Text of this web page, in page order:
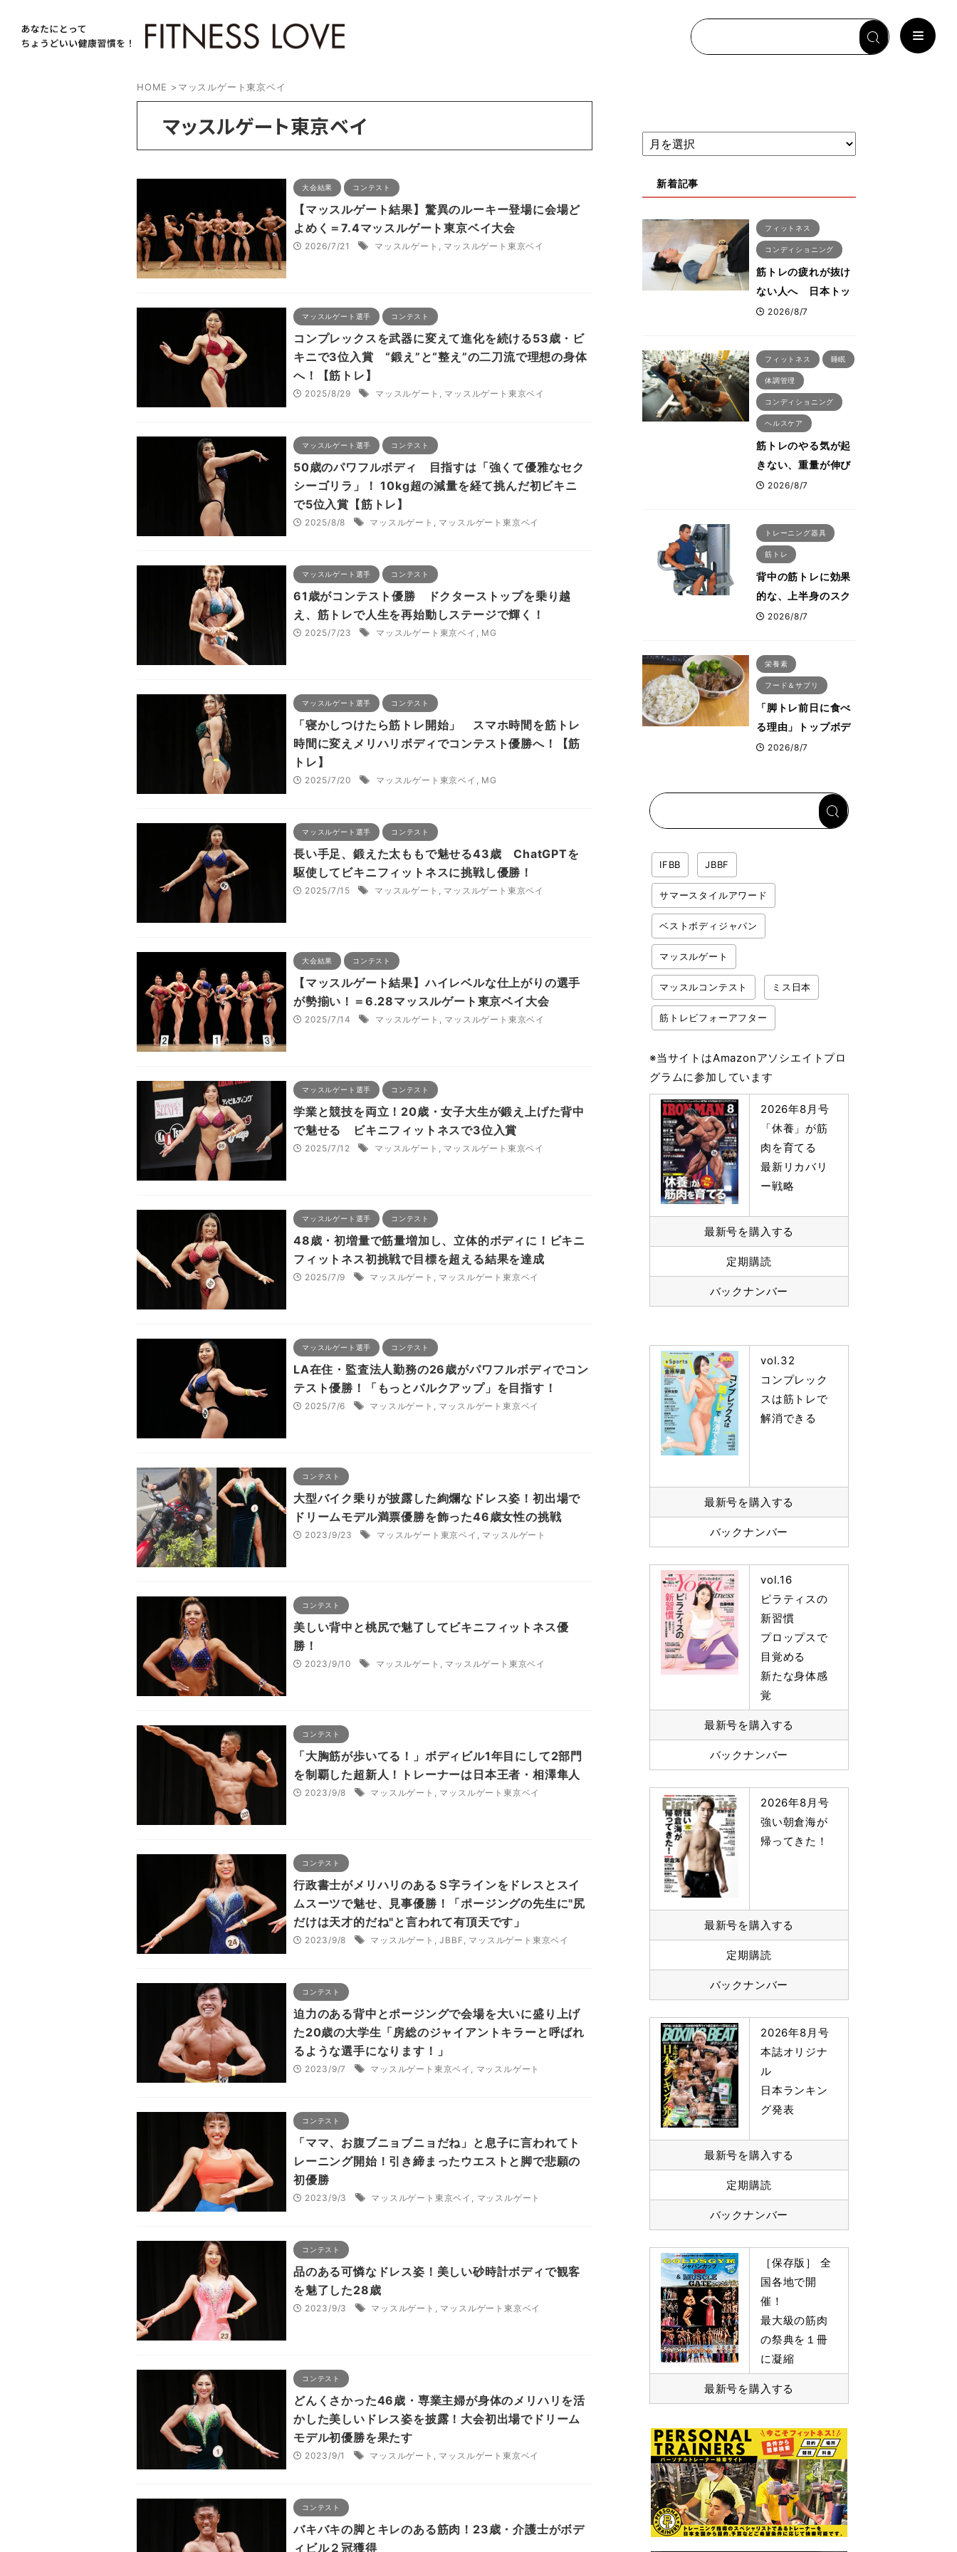
HOME >マッスルゲート東京ベイ
マッスルゲート東京ベイ
大会結果 コンテスト
【マッスルゲート結果】驚異のルーキー登場に会場ど
よめく＝7.4マッスルゲート東京ベイ大会
2026/7/21 マッスルゲート , マッスルゲート東京ベイ
マッスルゲート選手 コンテスト
コンプレックスを武器に変えて進化を続ける53歳・ビ
キニで3位入賞 “鍛え”と“整え”の二刀流で理想の身体
へ！【筋トレ】
2025/8/29 マッスルゲート , マッスルゲート東京ベイ
マッスルゲート選手 コンテスト
50歳のパワフルボディ 目指すは「強くて優雅なセク
シーゴリラ」！ 10kg超の減量を経て挑んだ初ビキニ
で5位入賞【筋トレ】
2025/8/8 マッスルゲート , マッスルゲート東京ベイ
マッスルゲート選手 コンテスト
61歳がコンテスト優勝 ドクターストップを乗り越
え、筋トレで人生を再始動しステージで輝く！
2025/7/23 マッスルゲート東京ベイ , MG
マッスルゲート選手 コンテスト
「寝かしつけたら筋トレ開始」 スマホ時間を筋トレ
時間に変えメリハリボディでコンテスト優勝へ！【筋
トレ】
2025/7/20 マッスルゲート東京ベイ , MG
マッスルゲート選手 コンテスト
長い手足、鍛えた太ももで魅せる43歳 ChatGPTを
駆使してビキニフィットネスに挑戦し優勝！
2025/7/15 マッスルゲート , マッスルゲート東京ベイ
大会結果 コンテスト
【マッスルゲート結果】ハイレベルな仕上がりの選手
が勢揃い！＝6.28マッスルゲート東京ベイ大会
2025/7/14 マッスルゲート , マッスルゲート東京ベイ
マッスルゲート選手 コンテスト
学業と競技を両立！20歳・女子大生が鍛え上げた背中
で魅せる ビキニフィットネスで3位入賞
2025/7/12 マッスルゲート , マッスルゲート東京ベイ
マッスルゲート選手 コンテスト
48歳・初増量で筋量増加し、立体的ボディに！ビキニ
フィットネス初挑戦で目標を超える結果を達成
2025/7/9 マッスルゲート , マッスルゲート東京ベイ
マッスルゲート選手 コンテスト
LA在住・監査法人勤務の26歳がパワフルボディでコン
テスト優勝！「もっとバルクアップ」を目指す！
2025/7/6 マッスルゲート , マッスルゲート東京ベイ
コンテスト
大型バイク乗りが披露した絢爛なドレス姿！初出場で
ドリームモデル満票優勝を飾った46歳女性の挑戦
2023/9/23 マッスルゲート東京ベイ , マッスルゲート
コンテスト
美しい背中と桃尻で魅了してビキニフィットネス優
勝！
2023/9/10 マッスルゲート , マッスルゲート東京ベイ
コンテスト
「大胸筋が歩いてる！」ボディビル1年目にして2部門
を制覇した超新人！トレーナーは日本王者・相澤隼人
2023/9/8 マッスルゲート , マッスルゲート東京ベイ
コンテスト
行政書士がメリハリのあるＳ字ラインをドレスとスイ
ムスーツで魅せ、見事優勝！「ポージングの先生に"尻
だけは天才的だね"と言われて有頂天です」
2023/9/8 マッスルゲート ,JBBF, マッスルゲート東京ベイ
コンテスト
迫力のある背中とポージングで会場を大いに盛り上げ
た20歳の大学生「房総のジャイアントキラーと呼ばれ
るような選手になります！」
2023/9/7 マッスルゲート東京ベイ , マッスルゲート
コンテスト
「ママ、お腹ブニョブニョだね」と息子に言われてト
レーニング開始！引き締まったウエストと脚で悲願の
初優勝
2023/9/3 マッスルゲート東京ベイ , マッスルゲート
コンテスト
品のある可憐なドレス姿！美しい砂時計ボディで観客
を魅了した28歳
2023/9/3 マッスルゲート , マッスルゲート東京ベイ
コンテスト
どんくさかった46歳・専業主婦が身体のメリハリを活
かした美しいドレス姿を披露！大会初出場でドリーム
モデル初優勝を果たす
2023/9/1 マッスルゲート , マッスルゲート東京ベイ
コンテスト
バキバキの脚とキレのある筋肉！23歳・介護士がボデ
ィビル２冠獲得
新着記事
フィットネス
コンディショニング
筋トレの疲れが抜け
ない人へ 日本トッ
プボディビルダー・
る「回復習慣」
2026/8/7
フィットネス 睡眠
体調管理
コンディショニング
ヘルスケア
筋トレのやる気が起
きない、重量が伸び
ない ボディビル世
える食事・睡眠・呼
吸の整え方
2026/8/7
トレーニング器具
筋トレ
背中の筋トレに効果
的な、上半身のスク
ワットとも言われた
ス・プルオーバーマ
シン”とは？
2026/8/7
栄養素
フード＆サプリ
「脚トレ前日に食べ
る理由」トップボデ
ィビルダーが愛用す
2026/8/7
IFBB JBBF
サマースタイルアワード
ベストボディジャパン
マッスルゲート
マッスルコンテスト ミス日本
筋トレビフォーアフター
※当サイトはAmazonアソシエイトプロ
グラムに参加しています
2026年8月号
「休養」が筋
肉を育てる
最新リカバリ
ー戦略
最新号を購入する
定期購読
バックナンバー
vol.32
コンプレック
スは筋トレで
解消できる
最新号を購入する
バックナンバー
vol.16
ピラティスの
新習慣
プロップスで
目覚める
新たな身体感
覚
最新号を購入する
バックナンバー
2026年8月号
強い朝倉海が
帰ってきた！
最新号を購入する
定期購読
バックナンバー
2026年8月号
本誌オリジナ
ル
日本ランキン
グ発表
最新号を購入する
定期購読
バックナンバー
［保存版］ 全
国各地で開
催！
最大級の筋肉
の祭典を１冊
に凝縮
最新号を購入する